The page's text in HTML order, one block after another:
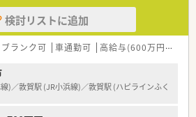
検討リストに追加
ブランク可 車通勤可 高給与(600万円以上)
)／敦賀駅 (JR小浜線)／敦賀駅 (ハピラインふく